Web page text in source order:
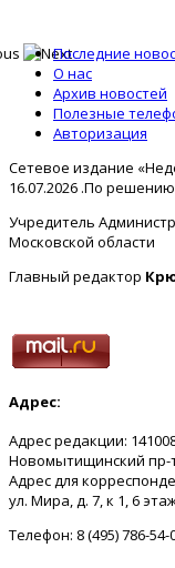
Последние
О нас
Архив новостей
Полезные
Авторизация
Сетевое издание
16.07.2026 .По
Учредитель
Московской области
Главный редактор
Адрес:
Адрес редакции:
Новомытищинский пр-
Адрес для
ул. Мира, д. 7, к 1, 6
Телефон: 8 (495) 786-54-